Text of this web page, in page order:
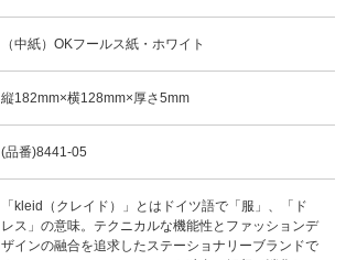
（中紙）OKフールス紙・ホワイト
縦182mm×横128mm×厚さ5mm
(品番)8441-05
「kleid（クレイド）」とはドイツ語で「服」、「ド
レス」の意味。テクニカルな機能性とファッションデ
ザインの融合を追求したステーショナリーブランドで